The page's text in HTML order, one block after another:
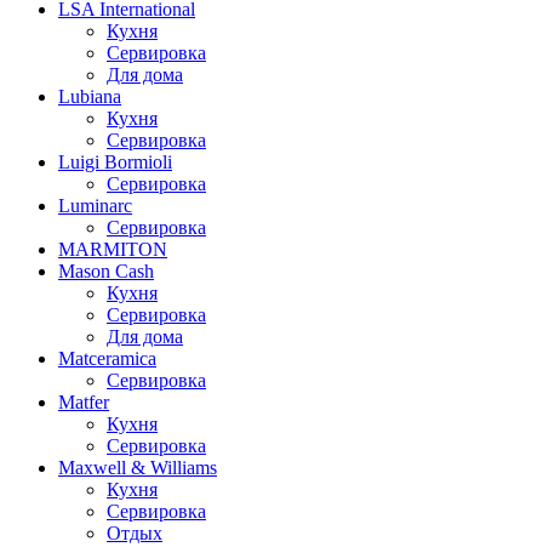
LSA International
Кухня
Сервировка
Для дома
Lubiana
Кухня
Сервировка
Luigi Bormioli
Сервировка
Luminarc
Сервировка
MARMITON
Mason Cash
Кухня
Сервировка
Для дома
Matceramica
Сервировка
Matfer
Кухня
Сервировка
Maxwell & Williams
Кухня
Сервировка
Отдых